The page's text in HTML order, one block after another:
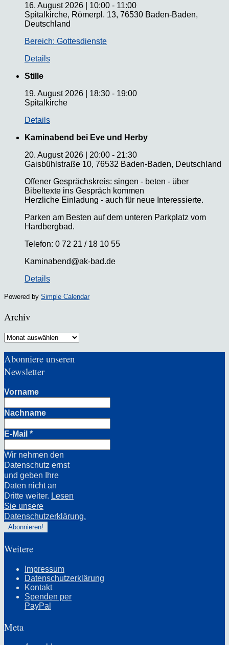
16. August 2026
10:00 - 11:00
Spitalkirche, Römerpl. 13, 76530 Baden-Baden,
Deutschland
Bereich: Gottesdienste
Details
Stille
19. August 2026
18:30 - 19:00
Spitalkirche
Details
Kaminabend bei Eve und Herby
20. August 2026
20:00 - 21:30
Gaisbühlstraße 10, 76532 Baden-Baden, Deutschland
Offener Gesprächskreis: singen - beten - über
Bibeltexte ins Gespräch kommen
Herzliche Einladung - auch für neue Interessierte.
Parken am Besten auf dem unteren Parkplatz vom
Hardbergbad.
Telefon: 0 72 21 / 18 10 55
Kaminabend@ak-bad.de
Details
Powered by Simple Calendar
Archiv
Archiv
Abonniere unseren
Newsletter
Vorname
Nachname
E-Mail *
Wir nehmen den
Datenschutz ernst
und geben Ihre
Daten nicht an
Dritte weiter. Lesen
Sie unsere
Datenschutzerklärung.
Weitere
Impressum
Datenschutzerklärung
Kontakt
Spenden per
PayPal
Meta